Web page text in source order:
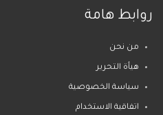
روابط هامة
من نحن
هيأة التحرير
سياسة الخصوصية
اتفاقية الاستخدام